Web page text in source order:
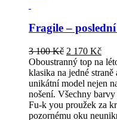
Fragile – poslední
3 100Kč Original
price
was:
3
100 Kč.
2 170 Kč
is:
2
Oboustranný top na
klasika na jedné
unikátní model nejen
nošení. Všechny
Fu-k you proužek za
pozornému oku